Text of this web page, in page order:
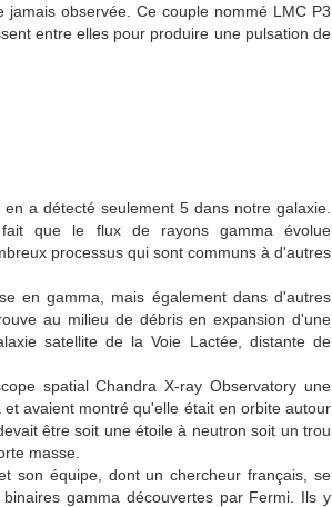
jamais observée. Ce couple nommé LMC P3
entre elles pour produire une pulsation de
a détecté seulement 5 dans notre galaxie.
que le flux de rayons gamma évolue
processus qui sont communs à d'autres
en gamma, mais également dans d'autres
au milieu de débris en expansion d'une
satellite de la Voie Lactée, distante de
spatial Chandra X-ray Observatory une
avaient montré qu'elle était en orbite autour
être soit une étoile à neutron soit un trou
masse.
son équipe, dont un chercheur français, se
gamma découvertes par Fermi. Ils y